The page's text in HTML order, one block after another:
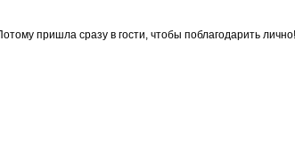
пришла сразу в гости, чтобы поблагодарить лично!